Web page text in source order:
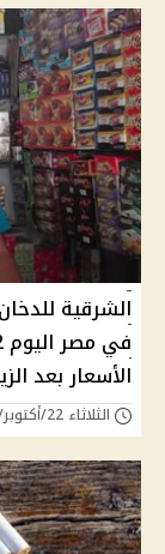
الشرقية
الأسعار بعد
الثلاثاء 22/أكتوبر/2024 - 11:32 م